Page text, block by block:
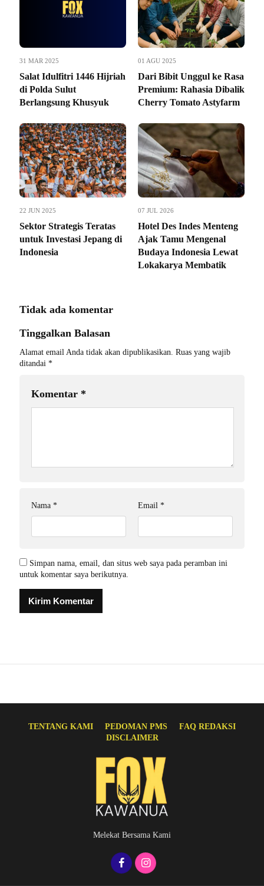
31 MAR 2025
Salat Idulfitri 1446 Hijriah
di Polda Sulut
Berlangsung Khusyuk
01 AGU 2025
Dari Bibit Unggul ke Rasa
Premium: Rahasia Dibalik
Cherry Tomato Astyfarm
22 JUN 2025
Sektor Strategis Teratas
untuk Investasi Jepang di
Indonesia
07 JUL 2026
Hotel Des Indes Menteng
Ajak Tamu Mengenal
Budaya Indonesia Lewat
Lokakarya Membatik
Tidak ada komentar
Tinggalkan Balasan
Alamat email Anda tidak akan dipublikasikan. Ruas yang wajib
ditandai *
Komentar *
Nama * Email *
Simpan nama, email, dan situs web saya pada peramban ini
untuk komentar saya berikutnya.
TENTANG KAMI PEDOMAN PMS
FAQ REDAKSI
DISCLAIMER
Melekat Bersama Kami